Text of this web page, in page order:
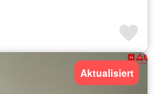
Aktualisiert